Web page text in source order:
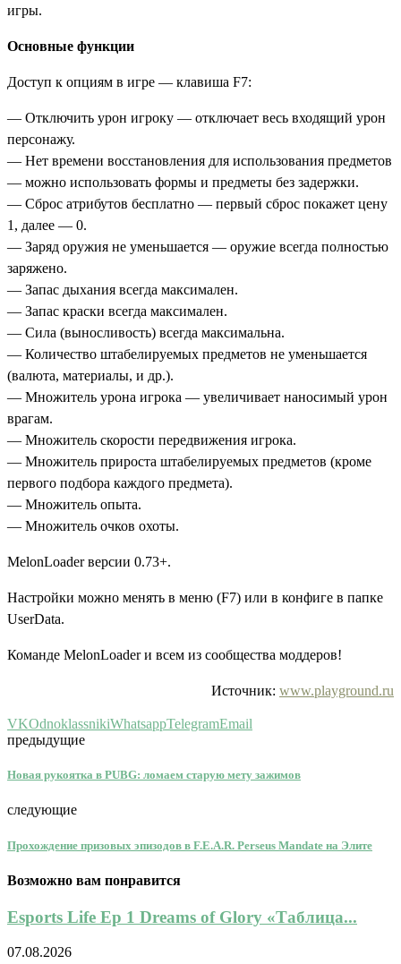
игры.
Основные функции
Доступ к опциям в игре — клавиша F7:
— Отключить урон игроку — отключает весь входящий урон
персонажу.
— Нет времени восстановления для использования предметов
— можно использовать формы и предметы без задержки.
— Сброс атрибутов бесплатно — первый сброс покажет цену
1, далее — 0.
— Заряд оружия не уменьшается — оружие всегда полностью
заряжено.
— Запас дыхания всегда максимален.
— Запас краски всегда максимален.
— Сила (выносливость) всегда максимальна.
— Количество штабелируемых предметов не уменьшается
(валюта, материалы, и др.).
— Множитель урона игрока — увеличивает наносимый урон
врагам.
— Множитель скорости передвижения игрока.
— Множитель прироста штабелируемых предметов (кроме
первого подбора каждого предмета).
— Множитель опыта.
— Множитель очков охоты.
MelonLoader версии 0.73+.
Настройки можно менять в меню (F7) или в конфиге в папке
UserData.
Команде MelonLoader и всем из сообщества моддеров!
Источник: www.playground.ru
VKOdnoklassnikiWhatsappTelegramEmail
предыдущие
Новая рукоятка в PUBG: ломаем старую мету зажимов
следующие
Прохождение призовых эпизодов в F.E.A.R. Perseus Mandate на Элите
Возможно вам понравится
Esports Life Ep 1 Dreams of Glory «Таблица...
07.08.2026